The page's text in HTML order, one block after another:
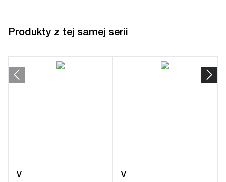
Produkty z tej samej serii
V
V